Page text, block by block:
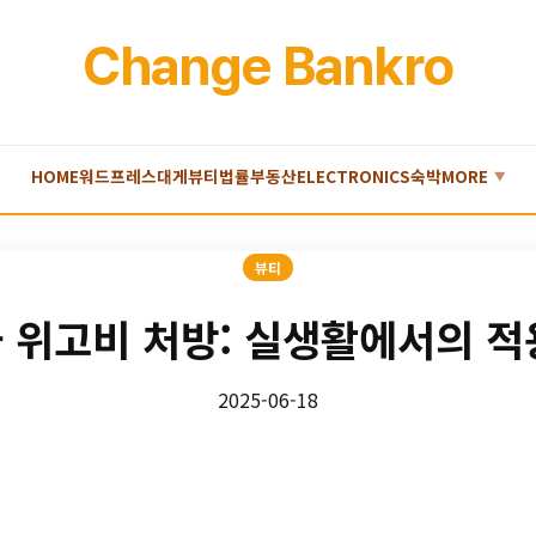
Change Bankro
HOME워드프레스대게뷰티법률부동산ELECTRONICS숙박MORE ▼
뷰티
고비 처방: 실생활에서의 적
2025-06-18